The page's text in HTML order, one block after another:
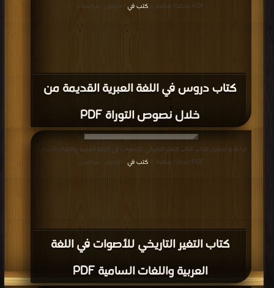
كتاب دروس في اللغة العبرية القديمة من
خلال نصوص التوراة PDF
PDF مجانا | مكتبة >
كتب في | التحميل : مرة/مرات
كتاب التغير التاريخي للأصوات في اللغة
العربية واللغات السامية PDF
قراءة و تحميل كتاب كتاب التغير التاريخي للأصوات في اللغة العربية واللغات السامية
PDF مجانا | مكتبة >
كتب في | التحميل : مرة/مرات